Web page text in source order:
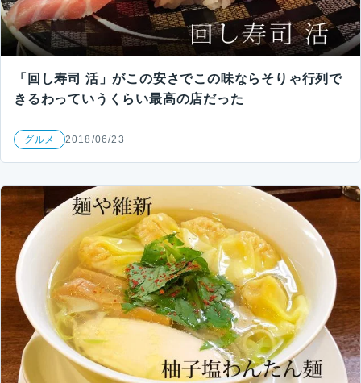
「回し寿司 活」がこの安さでこの味ならそりゃ行列で
きるわっていうくらい最高の店だった
グルメ 2018/06/23